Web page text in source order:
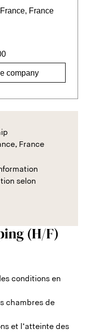
France
company
France
selon
(H/F)
conditions en
chambres de
et l’atteinte des